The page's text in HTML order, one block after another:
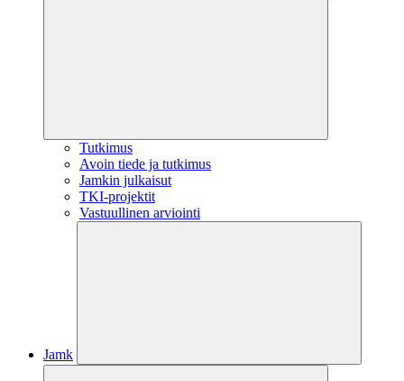
Tutkimus
Avoin tiede ja tutkimus
Jamkin julkaisut
TKI-projektit
Vastuullinen arviointi
Jamk